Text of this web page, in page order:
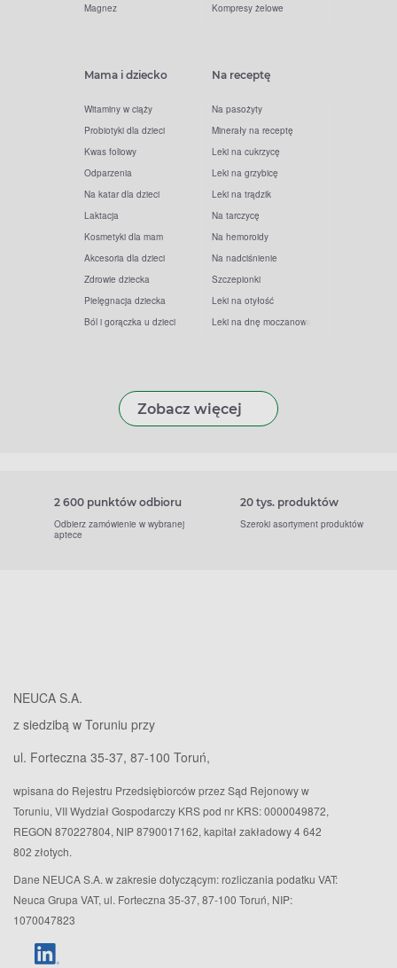
Magnez
Kompresy żelowe
Mama i dziecko
Witaminy w ciąży
Probiotyki dla dzieci
Kwas foliowy
Odparzenia
Na katar dla dzieci
Laktacja
Kosmetyki dla mam
Akcesoria dla dzieci
Zdrowie dziecka
Pielęgnacja dziecka
Ból i gorączka u dzieci
Na receptę
Na pasożyty
Minerały na receptę
Leki na cukrzycę
Leki na grzybicę
Leki na trądzik
Na tarczycę
Na hemoroidy
Na nadciśnienie
Szczepionki
Leki na otyłość
Leki na dnę moczanową
Zobacz więcej
2 600 punktów odbioru
Odbierz zamówienie w wybranej
aptece
20 tys. produktów
Szeroki asortyment produktów
NEUCA S.A.
z siedzibą w Toruniu przy
ul. Forteczna 35-37, 87-100 Toruń,
wpisana do Rejestru Przedsiębiorców przez Sąd Rejonowy w
Toruniu, VII Wydział Gospodarczy KRS pod nr KRS: 0000049872,
REGON 870227804, NIP 8790017162, kapitał zakładowy 4 642
802 złotych.
Dane NEUCA S.A. w zakresie dotyczącym: rozliczania podatku VAT:
Neuca Grupa VAT, ul. Forteczna 35-37, 87-100 Toruń, NIP:
1070047823